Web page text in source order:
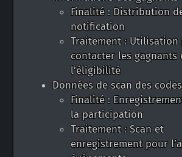
Finalité : Distribution
notification
Traitement : Utilisation
contacter les gagnants
l’éligibilité
Données de scan des
Finalité :
la participation
Traitement : Scan et
enregistrement pour